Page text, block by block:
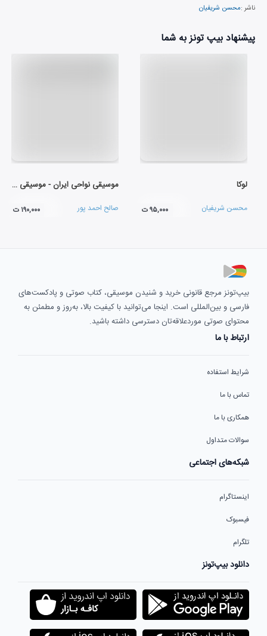
ناشر :محسن شریفیان
پیشنهاد بیپ تونز به شما
لوکا
محسن شریفیان ۹۵,۰۰۰ ت
موسیقی نواحی ایران - موسیقی جزیره ی کیش (77)
صالح احمد پور ۱۹۰,۰۰۰ ت
بیپ‌تونز مرجع قانونی خرید و شنیدن موسیقی، کتاب صوتی و پادکست‌های
فارسی و بین‌المللی است. اینجا می‌توانید با کیفیت بالا، به‌روز و مطمئن به
محتوای صوتی موردعلاقه‌تان دسترسی داشته باشید.
ارتباط با ما
شرایط استفاده
تماس با ما
همکاری با ما
سوالات متداول
شبکه‌های اجتماعی
اینستاگرام
فیسبوک
تلگرام
دانلود بیپ‌تونز